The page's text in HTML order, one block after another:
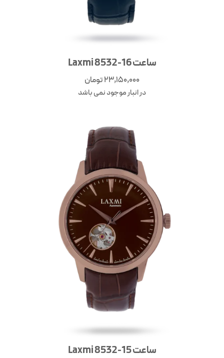
ساعت Laxmi 8532-16
23,150,000تومان
در انبار موجود نمی باشد
ساعت Laxmi 8532-15